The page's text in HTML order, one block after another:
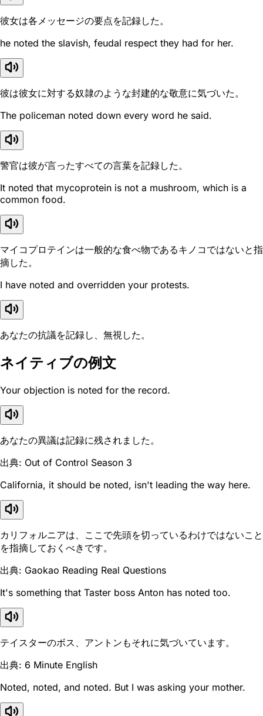
彼女は各メッセージの要点を記録した。
he noted the slavish, feudal respect they had for her.
彼は彼女に対する奴隷のような封建的な敬意に気づいた。
The policeman noted down every word he said.
警官は彼が言ったすべての言葉を記録した。
It noted that mycoprotein is not a mushroom, which is a
common food.
マイコプロテインは一般的な食べ物であるキノコではないと指
摘した。
I have noted and overridden your protests.
あなたの抗議を記録し、無視した。
ネイティブの例文
Your objection is noted for the record.
あなたの異議は記録に残されました。
出典: Out of Control Season 3
California, it should be noted, isn't leading the way here.
カリフォルニアは、ここで先頭を切っているわけではないこと
を指摘しておくべきです。
出典: Gaokao Reading Real Questions
It's something that Taster boss Anton has noted too.
テイスターのボス、アントンもそれに気づいています。
出典: 6 Minute English
Noted, noted, and noted. But I was asking your mother.